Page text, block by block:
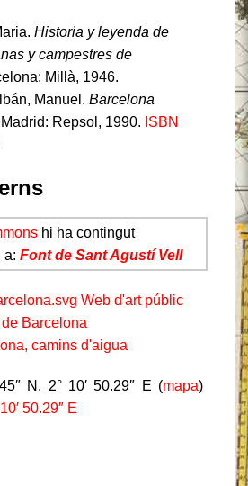
Historia y leyenda de
y campestres de
Millà, 1946.
, Manuel. Barcelona
Madrid: Repsol, 1990. ISBN
hi ha contingut
a: Font de Sant Agustí Vell
Web d'art públic
Barcelona
camins d'aigua
N, 2° 10′ 50.29″ E (mapa)
50.29″ E